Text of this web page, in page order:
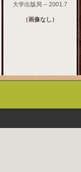
大学出版局 -- 2001.7
（画像なし）